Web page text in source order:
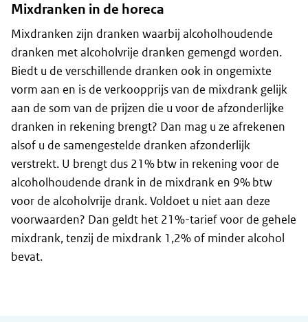
Mixdranken in de horeca
Mixdranken zijn dranken waarbij alcoholhoudende
dranken met alcoholvrije dranken gemengd worden.
Biedt u de verschillende dranken ook in ongemixte
vorm aan en is de verkoopprijs van de mixdrank gelijk
aan de som van de prijzen die u voor de afzonderlijke
dranken in rekening brengt? Dan mag u ze afrekenen
alsof u de samengestelde dranken afzonderlijk
verstrekt. U brengt dus 21% btw in rekening voor de
alcoholhoudende drank in de mixdrank en 9% btw
voor de alcoholvrije drank. Voldoet u niet aan deze
voorwaarden? Dan geldt het 21%-tarief voor de gehele
mixdrank, tenzij de mixdrank 1,2% of minder alcohol
bevat.